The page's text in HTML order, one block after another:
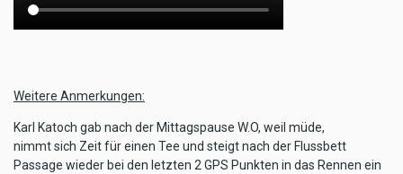
Weitere Anmerkungen:
Karl Katoch gab nach der Mittagspause W.O, weil müde,
nimmt sich Zeit für einen Tee und steigt nach der Flussbett
Passage wieder bei den letzten 2 GPS Punkten in das Rennen ein